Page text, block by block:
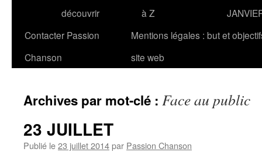
découvrir
à Z
Contacter Passion
Chanson
Mentions légales : but et
site web
Archives par mot-clé : Face au public
23 JUILLET
Publié le23 juillet 2014par Passion Chanson